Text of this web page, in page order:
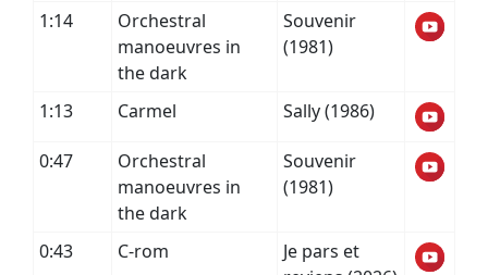
1:14
Orchestral
manoeuvres in
the dark
Souvenir
(1981)
1:13 Carmel Sally (1986)
0:47
Orchestral
manoeuvres in
the dark
Souvenir
(1981)
0:43 C-rom
Je pars et